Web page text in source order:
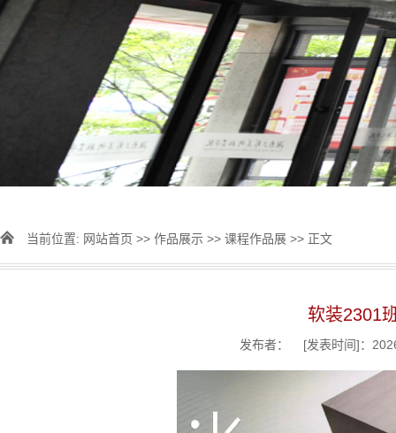
当前位置: 网站首页 >> 作品展示 >> 课程作品展 >> 正文
软装2301
发布者： [发表时间]：